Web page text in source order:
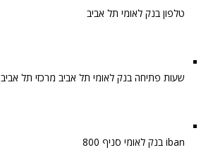
טלפון בנק לאומי תל אביב
שעות פתיחה בנק לאומי תל אביב מרכזי תל אביב
iban בנק לאומי סניף 800